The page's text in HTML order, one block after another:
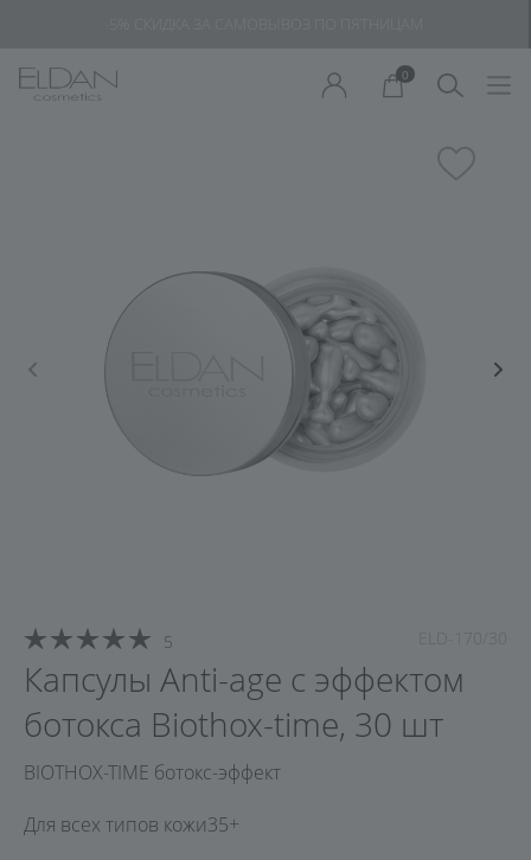
0
5
Капсулы Anti-age c эффектом
ботокса Biothox-time, 30 шт
BIOTHOX-TIME ботокс-эффект
35+
Для всех типов кожи